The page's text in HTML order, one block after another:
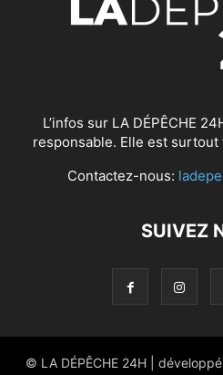
L’infos sur LA DÉPÊCHE
responsable. Elle est
Contactez-nous:
SUIVEZ
© LA DÉPÊCHE 24H |